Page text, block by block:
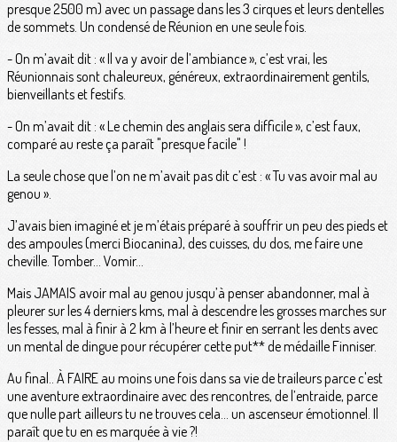
presque 2500 m) avec un passage dans les 3 cirques et leurs dentelles
de sommets. Un condensé de Réunion en une seule fois.
- On m’avait dit : « Il va y avoir de l’ambiance », c’est vrai, les
Réunionnais sont chaleureux, généreux, extraordinairement gentils,
bienveillants et festifs.
- On m’avait dit : « Le chemin des anglais sera difficile », c’est faux,
comparé au reste ça paraît "presque facile" !
La seule chose que l’on ne m’avait pas dit c’est : « Tu vas avoir mal au
genou ».
J’avais bien imaginé et je m’étais préparé à souffrir un peu des pieds et
des ampoules (merci Biocanina), des cuisses, du dos, me faire une
cheville. Tomber... Vomir...
Mais JAMAIS avoir mal au genou jusqu’à penser abandonner, mal à
pleurer sur les 4 derniers kms, mal à descendre les grosses marches sur
les fesses, mal à finir à 2 km à l’heure et finir en serrant les dents avec
un mental de dingue pour récupérer cette put** de médaille Finniser.
Au final.. À FAIRE au moins une fois dans sa vie de traileurs parce c'est
une aventure extraordinaire avec des rencontres, de l’entraide, parce
que nulle part ailleurs tu ne trouves cela... un ascenseur émotionnel. Il
paraît que tu en es marquée à vie ?!